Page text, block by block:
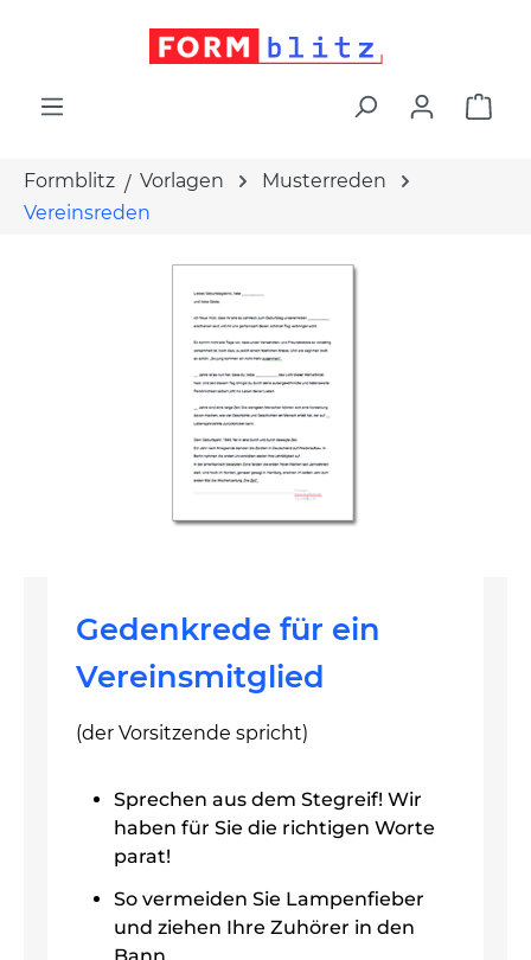
Formblitz Vorlagen
Musterreden
Vereinsreden
Gedenkrede für ein
Vereinsmitglied
(der Vorsitzende spricht)
Sprechen aus dem Stegreif! Wir
haben für Sie die richtigen Worte
parat!
So vermeiden Sie Lampenfieber
und ziehen Ihre Zuhörer in den